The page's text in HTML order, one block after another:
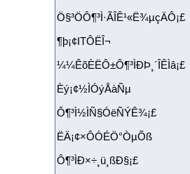
Ö§³ÖÔ¶³Ì·ÃÎÊ¹«Ë¾µçÄÔ¡£
¶þ¡¢ITÔËÎ¬
¼¼ÊõÈËÔ±Ô¶³ÌÐÞ¸´ÎÊÌâ¡£
Èý¡¢½ÌÓýÅàÑµ
Ô¶³Ì½ÌÑ§ÓëÑÝÊ¾¡£
ËÄ¡¢×ÔÓÉÖ°ÒµÕß
Ô¶³ÌÐ­×÷¸ü¸ßÐ§¡£